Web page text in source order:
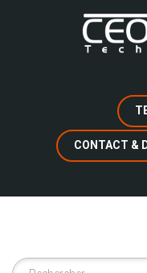
CONTACT &
Rechercher